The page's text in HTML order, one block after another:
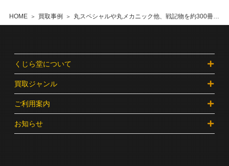
HOME 買取事例 丸スペシャルや丸メカニック他、戦記物を約300冊 さいたま市 出張買取
くじら堂について
買取ジャンル
ご利用案内
お知らせ